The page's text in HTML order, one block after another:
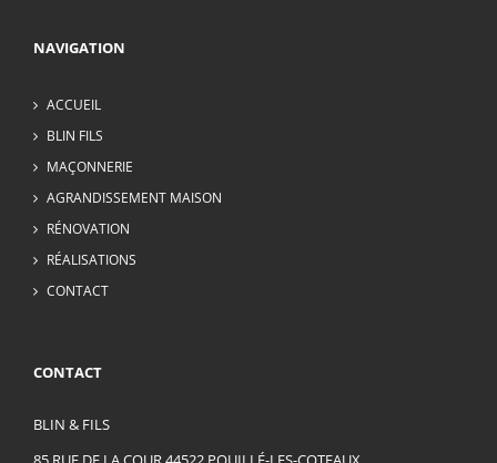
NAVIGATION
ACCUEIL
BLIN FILS
MAÇONNERIE
AGRANDISSEMENT MAISON
RÉNOVATION
RÉALISATIONS
CONTACT
CONTACT
BLIN & FILS